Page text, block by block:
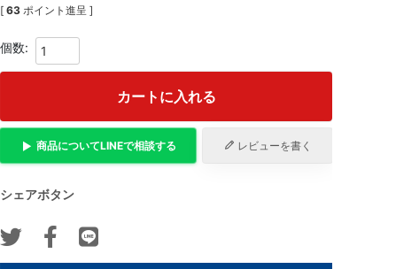
[ 63 ポイント進呈 ]
カートに入れる
商品についてLINEで相談する レビューを書く
シェアボタン